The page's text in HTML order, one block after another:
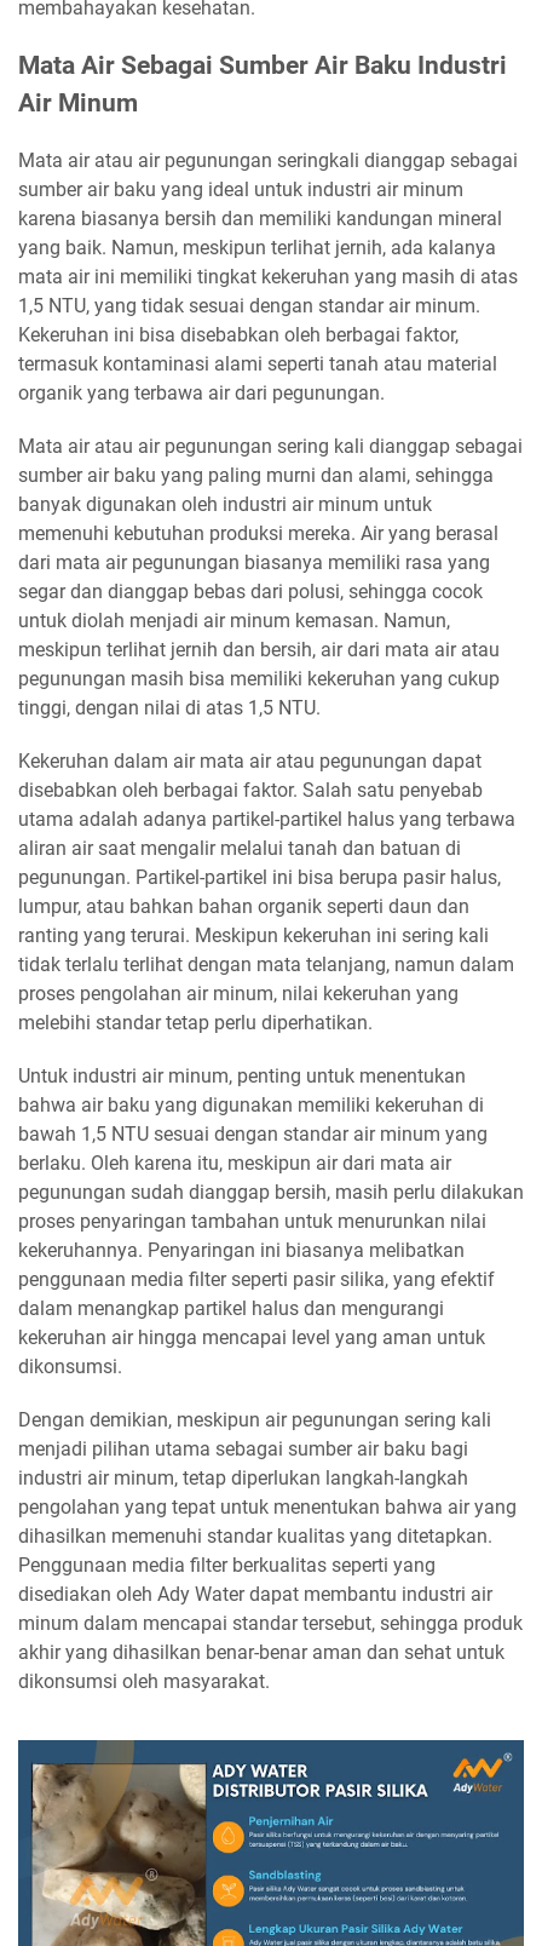
membahayakan kesehatan.
Mata Air Sebagai Sumber Air Baku Industri
Air Minum
Mata air atau air pegunungan seringkali dianggap sebagai
sumber air baku yang ideal untuk industri air minum
karena biasanya bersih dan memiliki kandungan mineral
yang baik. Namun, meskipun terlihat jernih, ada kalanya
mata air ini memiliki tingkat kekeruhan yang masih di atas
1,5 NTU, yang tidak sesuai dengan standar air minum.
Kekeruhan ini bisa disebabkan oleh berbagai faktor,
termasuk kontaminasi alami seperti tanah atau material
organik yang terbawa air dari pegunungan.
Mata air atau air pegunungan sering kali dianggap sebagai
sumber air baku yang paling murni dan alami, sehingga
banyak digunakan oleh industri air minum untuk
memenuhi kebutuhan produksi mereka. Air yang berasal
dari mata air pegunungan biasanya memiliki rasa yang
segar dan dianggap bebas dari polusi, sehingga cocok
untuk diolah menjadi air minum kemasan. Namun,
meskipun terlihat jernih dan bersih, air dari mata air atau
pegunungan masih bisa memiliki kekeruhan yang cukup
tinggi, dengan nilai di atas 1,5 NTU.
Kekeruhan dalam air mata air atau pegunungan dapat
disebabkan oleh berbagai faktor. Salah satu penyebab
utama adalah adanya partikel-partikel halus yang terbawa
aliran air saat mengalir melalui tanah dan batuan di
pegunungan. Partikel-partikel ini bisa berupa pasir halus,
lumpur, atau bahkan bahan organik seperti daun dan
ranting yang terurai. Meskipun kekeruhan ini sering kali
tidak terlalu terlihat dengan mata telanjang, namun dalam
proses pengolahan air minum, nilai kekeruhan yang
melebihi standar tetap perlu diperhatikan.
Untuk industri air minum, penting untuk menentukan
bahwa air baku yang digunakan memiliki kekeruhan di
bawah 1,5 NTU sesuai dengan standar air minum yang
berlaku. Oleh karena itu, meskipun air dari mata air
pegunungan sudah dianggap bersih, masih perlu dilakukan
proses penyaringan tambahan untuk menurunkan nilai
kekeruhannya. Penyaringan ini biasanya melibatkan
penggunaan media filter seperti pasir silika, yang efektif
dalam menangkap partikel halus dan mengurangi
kekeruhan air hingga mencapai level yang aman untuk
dikonsumsi.
Dengan demikian, meskipun air pegunungan sering kali
menjadi pilihan utama sebagai sumber air baku bagi
industri air minum, tetap diperlukan langkah-langkah
pengolahan yang tepat untuk menentukan bahwa air yang
dihasilkan memenuhi standar kualitas yang ditetapkan.
Penggunaan media filter berkualitas seperti yang
disediakan oleh Ady Water dapat membantu industri air
minum dalam mencapai standar tersebut, sehingga produk
akhir yang dihasilkan benar-benar aman dan sehat untuk
dikonsumsi oleh masyarakat.